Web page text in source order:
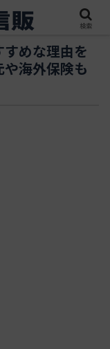
めな理由を
海外保険も
検索